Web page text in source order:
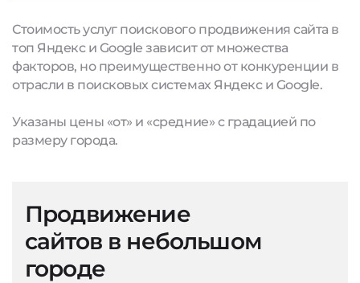
Стоимость услуг поискового продвижения сайта в
топ Яндекс и Google зависит от множества
факторов, но преимущественно от конкуренции в
отрасли в поисковых системах Яндекс и Google.
Указаны цены «от» и «средние» с градацией по
размеру города.
Продвижение
сайтов в небольшом
городе